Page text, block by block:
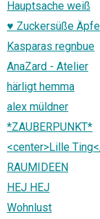
Hauptsache weiß
♥ Zuckersüße
Kasparas regnbue
AnaZard - Atelier
härligt hemma
alex müldner
*ZAUBERPUNKT*
<center>Lille
RAUMIDEEN
HEJ HEJ
Wohnlust